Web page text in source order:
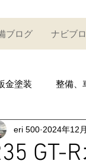
ブログ ナビブ
金塗装 整備、
買い取り
GT-
eri 500 2024年12